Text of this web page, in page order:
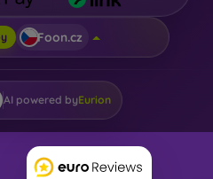
Foon.cz
AI powered byEurion